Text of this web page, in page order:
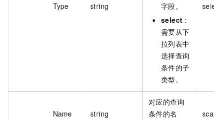
Type string
字段。
select ：
需要从下
拉列表中
选择查询
条件的子
类型。
select
Name string
对应的查询
条件的名